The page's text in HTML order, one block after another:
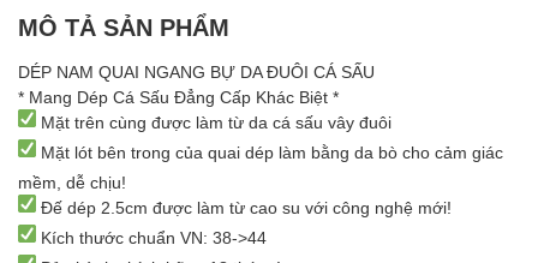
MÔ TẢ SẢN PHẨM
DÉP NAM QUAI NGANG BỰ DA ĐUÔI CÁ SẤU
* Mang Dép Cá Sấu Đẳng Cấp Khác Biệt *
Mặt trên cùng được làm từ da cá sấu vây đuôi
Mặt lót bên trong của quai dép làm bằng da bò cho cảm giác
mềm, dễ chịu!
Đế dép 2.5cm được làm từ cao su với công nghệ mới!
Kích thước chuẩn VN: 38->44